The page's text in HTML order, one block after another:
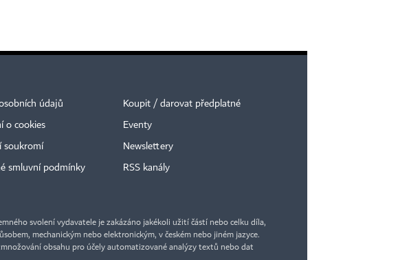
údajů
o cookies
soukromí
smluvní podmínky
Koupit / darovat předplatné
Eventy
Newslettery
RSS kanály
svolení vydavatele je zakázáno jakékoli užití částí nebo celku díla,
mechanickým nebo elektronickým, v českém nebo jiném jazyce.
obsahu pro účely automatizované analýzy textů nebo dat